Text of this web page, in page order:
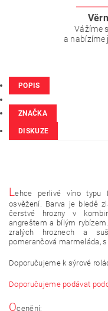
Vážíme
a nabízíme
POPIS
ZNAČKA
DISKUZE
Lehce perlivé víno typu
osvěžení. Barva je bledě
čerstvé hrozny v
angreštem a bílým
zralých hroznech a
pomerančová marmeláda,
Doporučujeme k sýrové
Doporučujeme podávat
Ocenění: